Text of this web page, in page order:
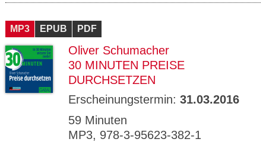
MP3 EPUB PDF
Oliver Schumacher
30 MINUTEN PREISE
DURCHSETZEN
Erscheinungstermin: 31.03.2016
59 Minuten
MP3, 978-3-95623-382-1